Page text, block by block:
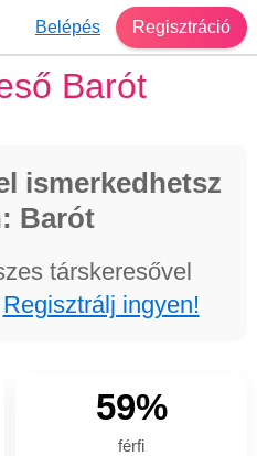
Belépés Regisztráció
Barót
ismerkedhetsz
Barót
társkeresővel
Regisztrálj ingyen!
59%
férfi